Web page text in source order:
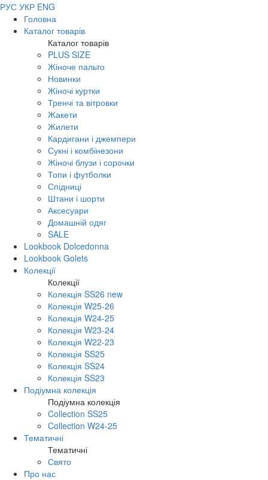
РУС УКР ENG
Головна
Каталог товарів
Каталог товарів
PLUS SIZE
Жіноче пальто
Новинки
Жіночі куртки
Тренчі та вітровки
Жакети
Жилети
Кардигани і джемпери
Сукні і комбінезони
Жіночі блузи і сорочки
Топи і футболки
Спідниці
Штани і шорти
Аксесуари
Домашній одяг
SALE
Lookbook Dolcedonna
Lookbook Golets
Колекції
Колекції
Колекція SS26 new
Колекція W25-26
Колекція W24-25
Колекція W23-24
Колекція W22-23
Колекція SS25
Колекція SS24
Колекція SS23
Подіумна колекція
Подіумна колекція
Collection SS25
Collection W24-25
Тематичні
Тематичні
Свято
Про нас